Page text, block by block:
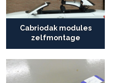
Cabriodak modules
zelfmontage